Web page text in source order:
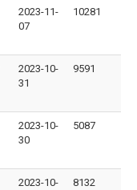
2023-11-
07
10281
2023-10-
31
9591
2023-10-
30
5087
2023-10-
8132